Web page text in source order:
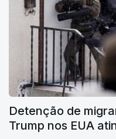
Detenção de
Trump nos EUA